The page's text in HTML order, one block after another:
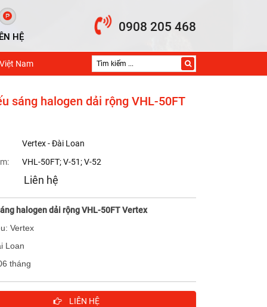
HỆ
0908 205 468
Nam
sáng halogen dải rộng VHL-50FT
Vertex - Đài Loan
VHL-50FT; V-51; V-52
Liên hệ
halogen dải rộng VHL-50FT Vertex
Vertex
Loan
tháng
LIÊN HỆ